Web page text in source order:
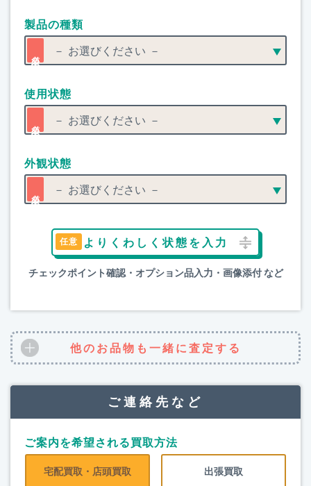
製品の種類
使用状態
外観状態
よりくわしく状態を入力
チェックポイント確認・オプション品入力・画像添付 など
他のお品物も一緒に査定する
ご連絡先など
ご案内を希望される買取方法
宅配買取・店頭買取 出張買取